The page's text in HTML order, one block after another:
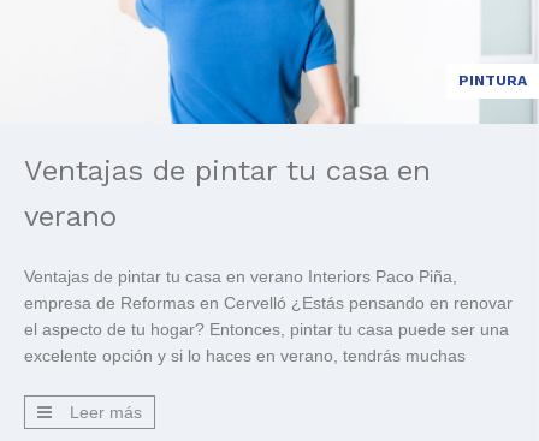
PINTURA
Ventajas de pintar tu casa en
verano
Ventajas de pintar tu casa en verano Interiors Paco Piña,
empresa de Reformas en Cervelló ¿Estás pensando en renovar
el aspecto de tu hogar? Entonces, pintar tu casa puede ser una
excelente opción y si lo haces en verano, tendrás muchas
que este es […]
Leer más